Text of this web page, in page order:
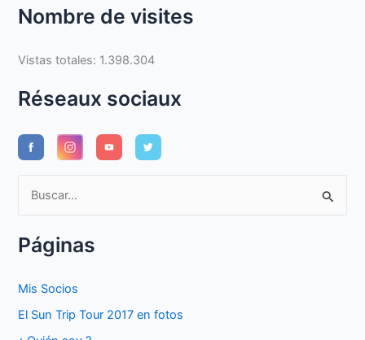
Nombre de visites
Vistas totales: 1.398.304
Réseaux sociaux
cPáginas
Mis Socios
El Sun Trip Tour 2017 en fotos